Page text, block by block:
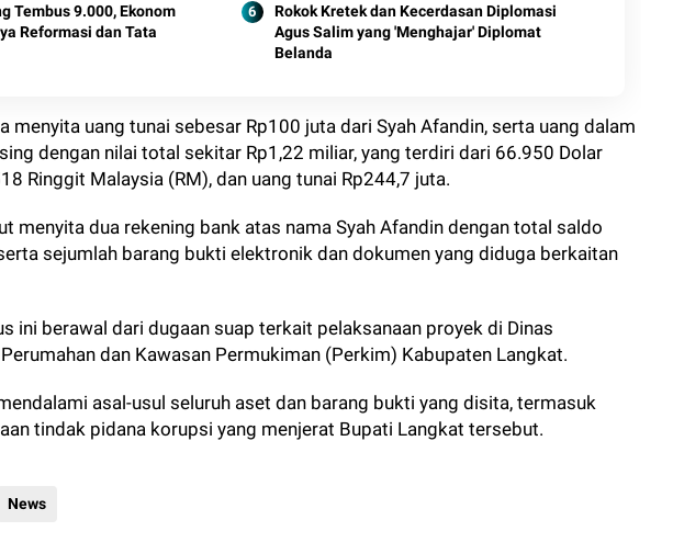
Tembus 9.000, Ekonom
Reformasi dan Tata
Rokok Kretek dan Kecerdasan Diplomasi
Agus Salim yang 'Menghajar' Diplomat
Belanda
menyita uang tunai sebesar Rp100 juta dari Syah Afandin, serta uang dalam
dengan nilai total sekitar Rp1,22 miliar, yang terdiri dari 66.950 Dolar
Ringgit Malaysia (RM), dan uang tunai Rp244,7 juta.
menyita dua rekening bank atas nama Syah Afandin dengan total saldo
sejumlah barang bukti elektronik dan dokumen yang diduga berkaitan
ini berawal dari dugaan suap terkait pelaksanaan proyek di Dinas
dan Kawasan Permukiman (Perkim) Kabupaten Langkat.
asal-usul seluruh aset dan barang bukti yang disita, termasuk
tindak pidana korupsi yang menjerat Bupati Langkat tersebut.
News